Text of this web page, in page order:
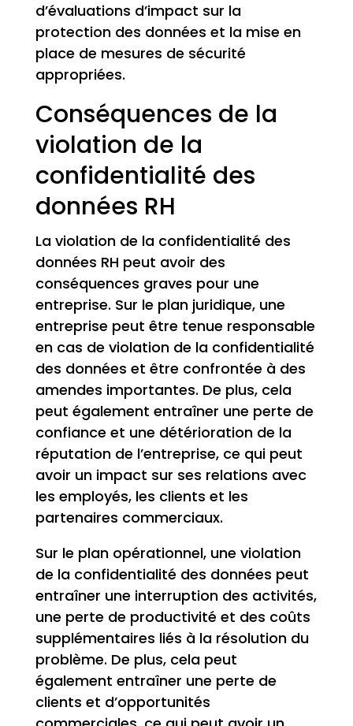
d’évaluations d’impact sur la
protection des données et la mise en
place de mesures de sécurité
appropriées.
Conséquences de la
violation de la
confidentialité des
données RH
La violation de la confidentialité des
données RH peut avoir des
conséquences graves pour une
entreprise. Sur le plan juridique, une
entreprise peut être tenue responsable
en cas de violation de la confidentialité
des données et être confrontée à des
amendes importantes. De plus, cela
peut également entraîner une perte de
confiance et une détérioration de la
réputation de l’entreprise, ce qui peut
avoir un impact sur ses relations avec
les employés, les clients et les
partenaires commerciaux.
Sur le plan opérationnel, une violation
de la confidentialité des données peut
entraîner une interruption des activités,
une perte de productivité et des coûts
supplémentaires liés à la résolution du
problème. De plus, cela peut
également entraîner une perte de
clients et d’opportunités